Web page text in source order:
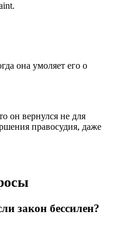
она умоляет его о
он вернулся не для
правосудия, даже
закон бессилен?